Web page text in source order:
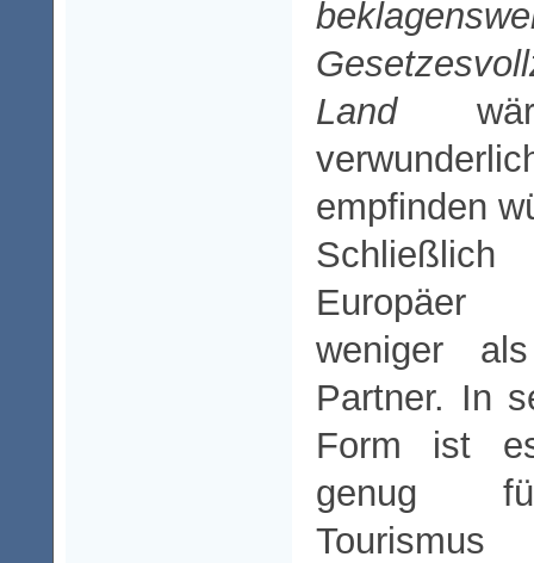
Land
empfinden
Europäer
weniger
Partner. In
Form ist
genug